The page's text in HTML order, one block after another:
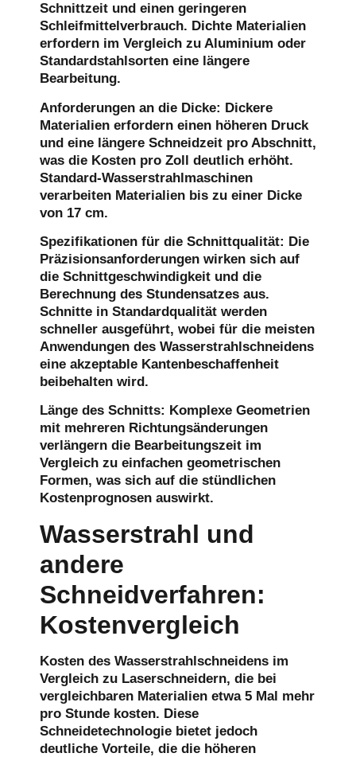
Schnittzeit und einen geringeren
Schleifmittelverbrauch. Dichte Materialien
erfordern im Vergleich zu Aluminium oder
Standardstahlsorten eine längere
Bearbeitung.
Anforderungen an die Dicke: Dickere
Materialien erfordern einen höheren Druck
und eine längere Schneidzeit pro Abschnitt,
was die Kosten pro Zoll deutlich erhöht.
Standard-Wasserstrahlmaschinen
verarbeiten Materialien bis zu einer Dicke
von 17 cm.
Spezifikationen für die Schnittqualität: Die
Präzisionsanforderungen wirken sich auf
die Schnittgeschwindigkeit und die
Berechnung des Stundensatzes aus.
Schnitte in Standardqualität werden
schneller ausgeführt, wobei für die meisten
Anwendungen des Wasserstrahlschneidens
eine akzeptable Kantenbeschaffenheit
beibehalten wird.
Länge des Schnitts: Komplexe Geometrien
mit mehreren Richtungsänderungen
verlängern die Bearbeitungszeit im
Vergleich zu einfachen geometrischen
Formen, was sich auf die stündlichen
Kostenprognosen auswirkt.
Wasserstrahl und
andere
Schneidverfahren:
Kostenvergleich
Kosten des Wasserstrahlschneidens im
Vergleich zu Laserschneidern, die bei
vergleichbaren Materialien etwa 5 Mal mehr
pro Stunde kosten. Diese
Schneidetechnologie bietet jedoch
deutliche Vorteile, die die höheren